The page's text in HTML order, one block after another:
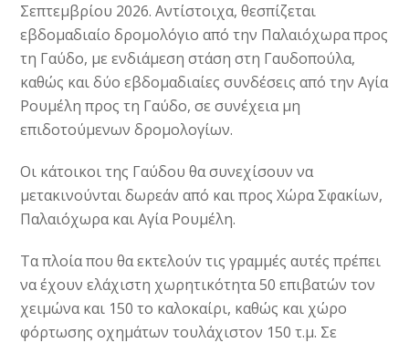
Σεπτεμβρίου 2026. Αντίστοιχα, θεσπίζεται
εβδομαδιαίο δρομολόγιο από την Παλαιόχωρα προς
τη Γαύδο, με ενδιάμεση στάση στη Γαυδοπούλα,
καθώς και δύο εβδομαδιαίες συνδέσεις από την Αγία
Ρουμέλη προς τη Γαύδο, σε συνέχεια μη
επιδοτούμενων δρομολογίων.
Οι κάτοικοι της Γαύδου θα συνεχίσουν να
μετακινούνται δωρεάν από και προς Χώρα Σφακίων,
Παλαιόχωρα και Αγία Ρουμέλη.
Τα πλοία που θα εκτελούν τις γραμμές αυτές πρέπει
να έχουν ελάχιστη χωρητικότητα 50 επιβατών τον
χειμώνα και 150 το καλοκαίρι, καθώς και χώρο
φόρτωσης οχημάτων τουλάχιστον 150 τ.μ. Σε